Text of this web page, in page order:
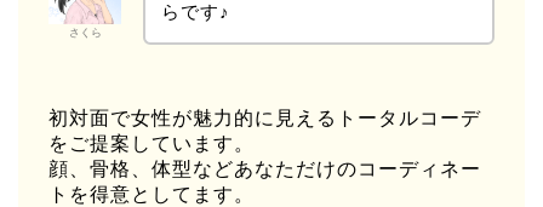
さくら
らです♪
初対面で女性が魅力的に見えるトータルコーデ
をご提案しています。
顔、骨格、体型などあなただけのコーディネー
トを得意としてます。